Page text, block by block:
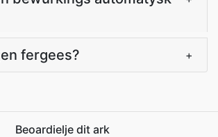
fergees? +
Beoardielje dit ark